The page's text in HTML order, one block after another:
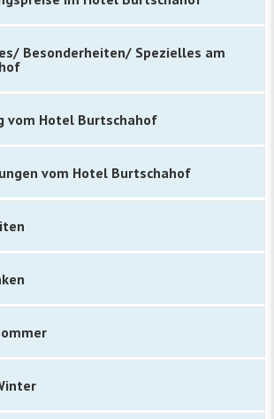
Besonderheiten/ Spezielles am
vom Hotel Burtschahof
vom Hotel Burtschahof